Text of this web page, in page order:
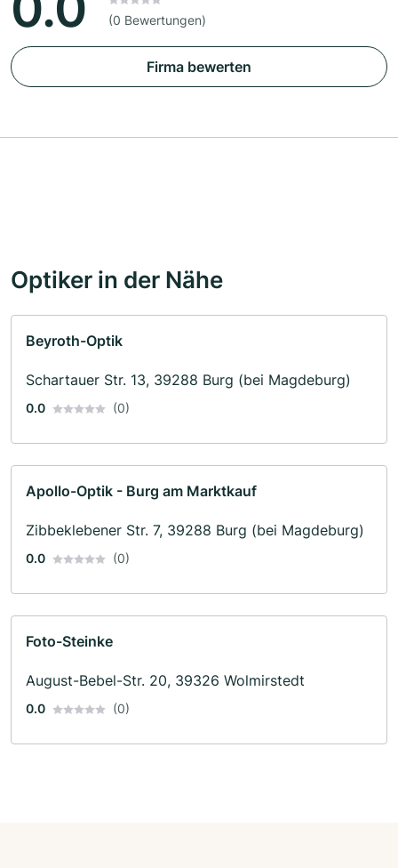
(0 Bewertungen)
Firma bewerten
Optiker in der Nähe
Beyroth-Optik
Schartauer Str. 13, 39288 Burg (bei Magdeburg)
0.0 (0)
Apollo-Optik - Burg am Marktkauf
Zibbeklebener Str. 7, 39288 Burg (bei Magdeburg)
0.0 (0)
Foto-Steinke
August-Bebel-Str. 20, 39326 Wolmirstedt
0.0 (0)